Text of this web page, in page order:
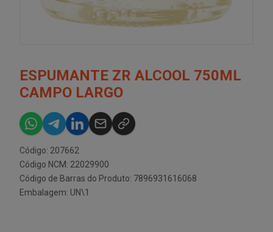
ESPUMANTE ZR ALCOOL 750ML
CAMPO LARGO
Código: 207662
Código NCM: 22029900
Código de Barras do Produto: 7896931616068
Embalagem: UN\1